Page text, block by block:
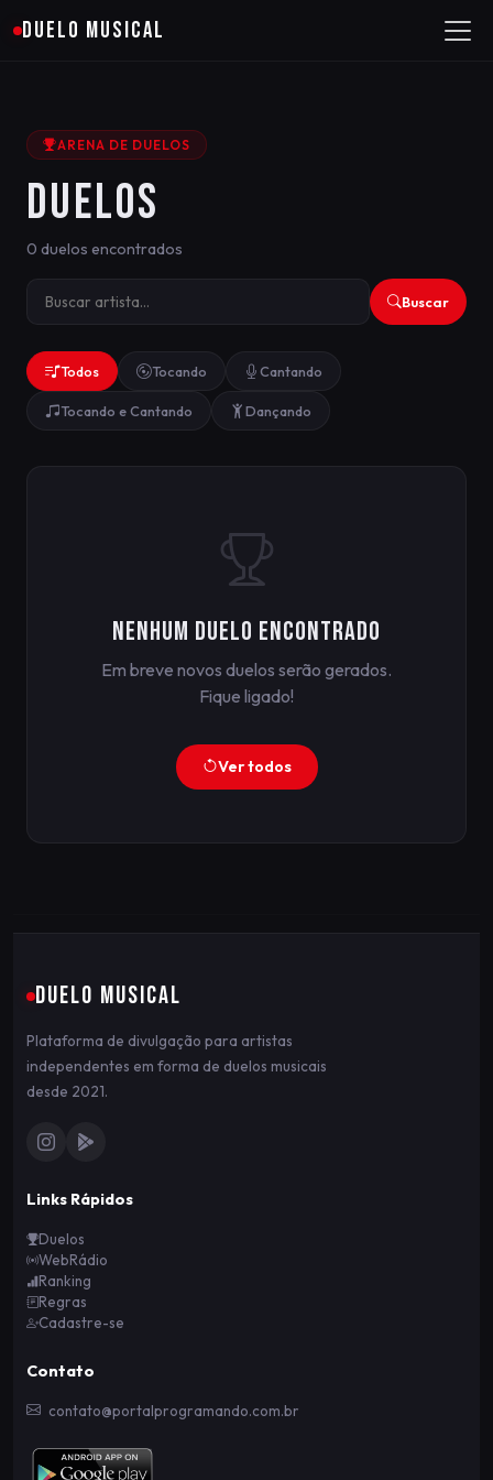
DUELO MUSICAL
ARENA DE DUELOS
DUELOS
0 duelos encontrados
Buscar
Todos Tocando Cantando
Tocando e Cantando Dançando
Nenhum duelo encontrado
Em breve novos duelos serão gerados.
Fique ligado!
Ver todos
DUELO MUSICAL
Plataforma de divulgação para artistas
independentes em forma de duelos musicais
desde 2021.
Links Rápidos
Duelos
WebRádio
Ranking
Regras
Cadastre-se
Contato
contato@portalprogramando.com.br